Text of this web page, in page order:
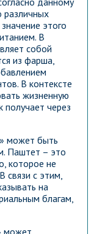
различных
этого
В
собой
из фарша,
В контексте
жизненную
получает через
может быть
Паштет – это
которое не
связи с этим,
на
благам,
может